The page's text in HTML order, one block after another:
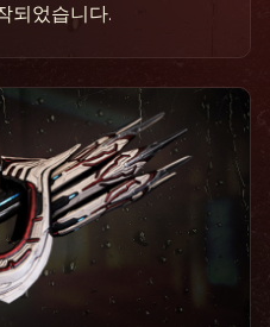
되었습니다.